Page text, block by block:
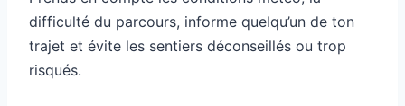
difficulté du parcours, informe quelqu’un de ton
trajet et évite les sentiers déconseillés ou trop
risqués.